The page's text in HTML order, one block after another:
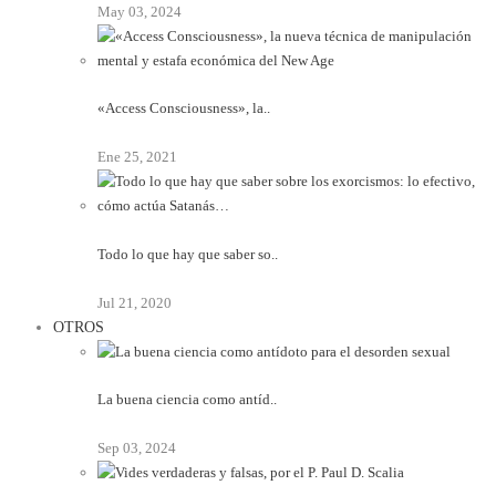
May 03, 2024
«Access Consciousness», la..
Ene 25, 2021
Todo lo que hay que saber so..
Jul 21, 2020
OTROS
La buena ciencia como antíd..
Sep 03, 2024